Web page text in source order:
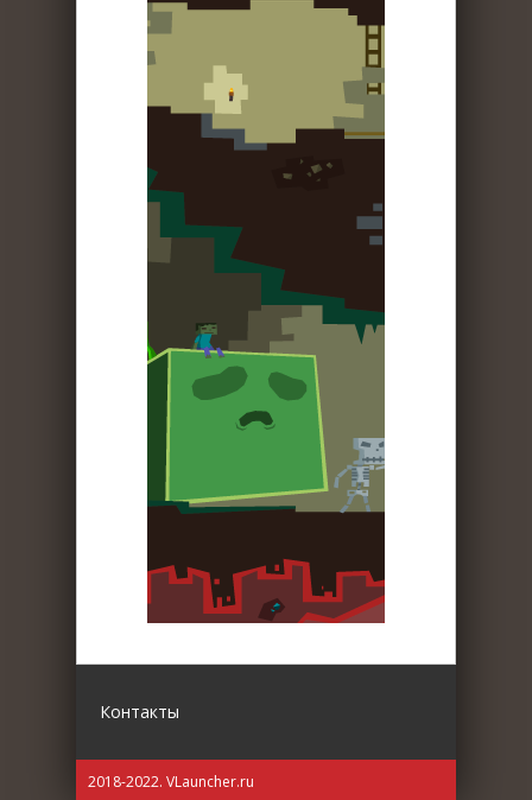
Контакты
2018-2022. VLauncher.ru